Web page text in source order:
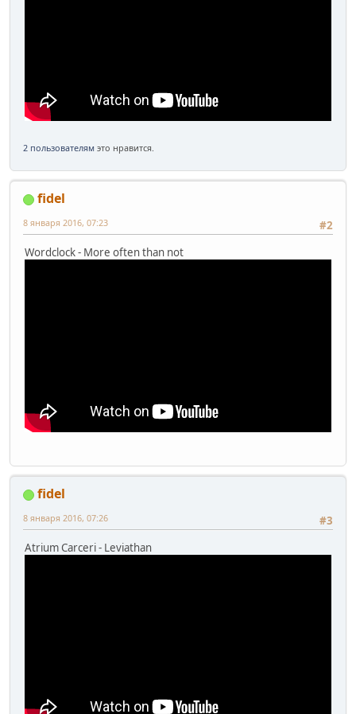
2 пользователям это нравится.
fidel
#2
8 января 2016, 07:23
Wordclock - More often than not
fidel
#3
8 января 2016, 07:26
Atrium Carceri - Leviathan